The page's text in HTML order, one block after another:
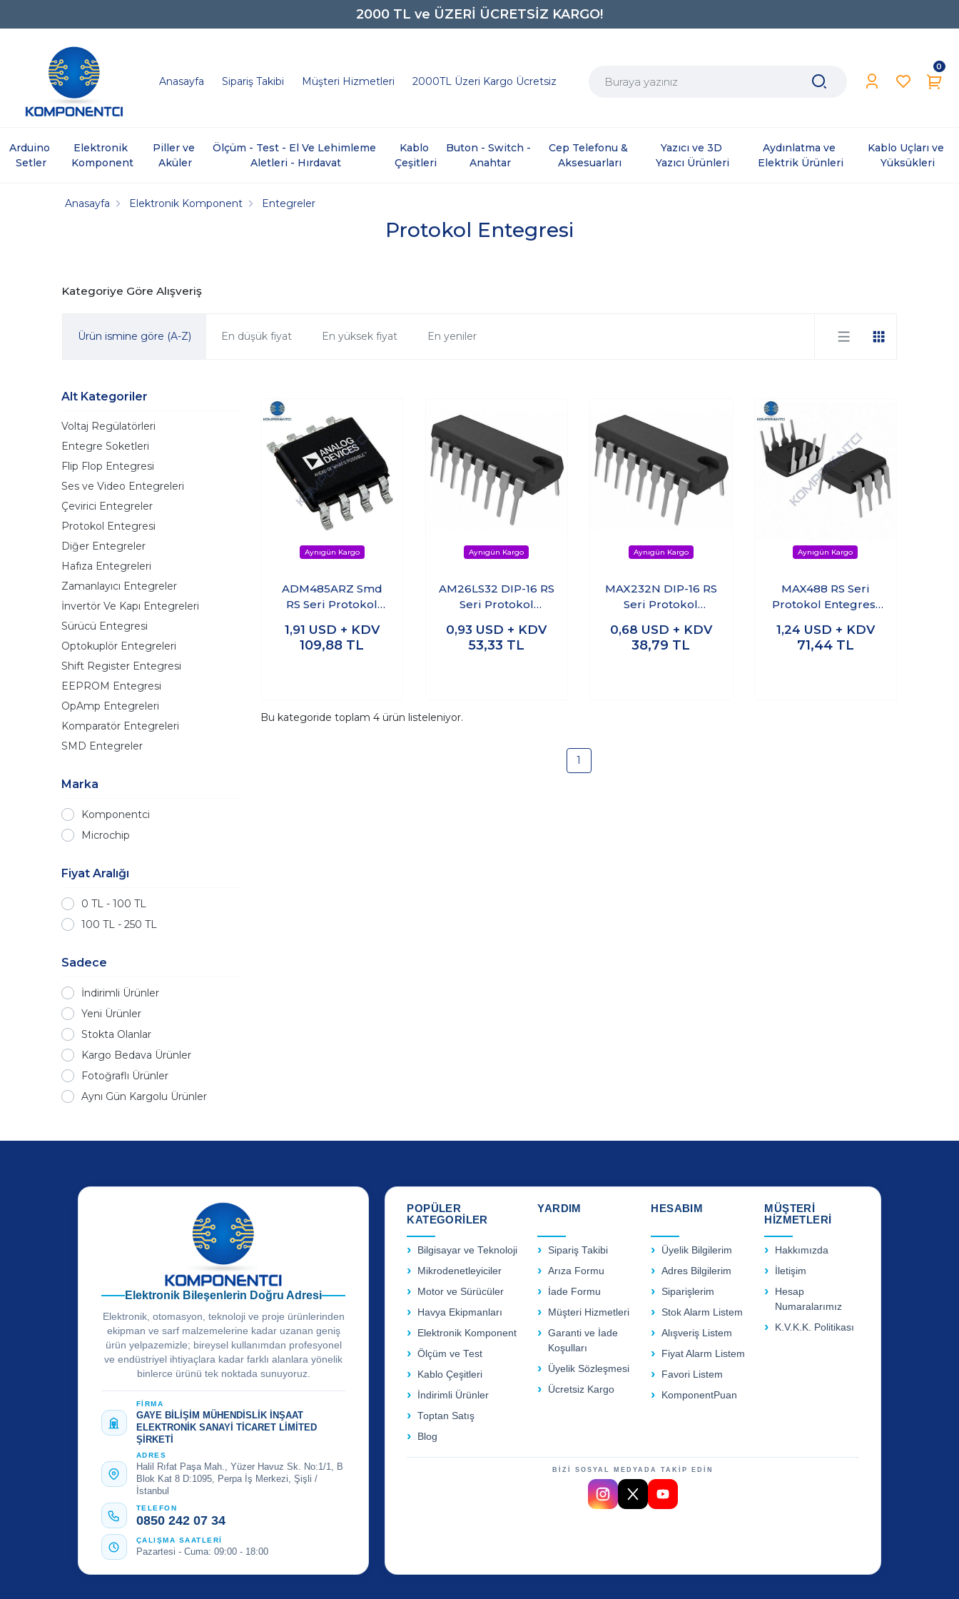
2000 TL ve ÜZERİ ÜCRETSİZ KARGO!
0850 242 0734
Anasayfa Sipariş Takibi Müşteri Hizmetleri 2000TL Üzeri Kargo Ücretsiz
0
Arduino
Setler
Elektronik
Komponent
Piller ve
Aküler
Ölçüm - Test - El Ve Lehimleme
Aletleri - Hırdavat
Kablo
Çeşitleri
Buton - Switch -
Anahtar
Cep Telefonu &
Aksesuarları
Yazıcı ve 3D
Yazıcı Ürünleri
Aydınlatma ve
Elektrik Ürünleri
Kablo Uçları ve
Yüksükleri
Protokol Entegresi
Anasayfa Elektronik Komponent Entegreler
Kategoriye Göre Alışveriş
Ürün ismine göre (A-Z) En düşük fiyat En yüksek fiyat En yeniler
Alt Kategoriler
Voltaj Regülatörleri
Entegre Soketleri
Flip Flop Entegresi
Ses ve Video Entegreleri
Çevirici Entegreler
Protokol Entegresi
Diğer Entegreler
Hafıza Entegreleri
Zamanlayıcı Entegreler
İnvertör Ve Kapı Entegreleri
Sürücü Entegresi
Optokuplör Entegreleri
Shift Register Entegresi
EEPROM Entegresi
OpAmp Entegreleri
Komparatör Entegreleri
SMD Entegreler
Marka
Komponentci
Microchip
Fiyat Aralığı
0 TL - 100 TL
100 TL - 250 TL
Sadece
İndirimli Ürünler
Yeni Ürünler
Stokta Olanlar
Kargo Bedava Ürünler
Fotoğraflı Ürünler
Aynı Gün Kargolu Ürünler
ADM485ARZ Smd
RS Seri Protokol
1,91 USD + KDV
109,88 TL
AM26LS32 DIP-16 RS
Seri Protokol
0,93 USD + KDV
53,33 TL
MAX232N DIP-16 RS
Seri Protokol
0,68 USD + KDV
38,79 TL
MAX488 RS Seri
Protokol Entegresi
1,24 USD + KDV
71,44 TL
Bu kategoride toplam 4 ürün listeleniyor.
1
Elektronik Bileşenlerin Doğru Adresi
Elektronik, otomasyon, teknoloji ve proje ürünlerinden
ekipman ve sarf malzemelerine kadar uzanan geniş
ürün yelpazemizle; bireysel kullanımdan profesyonel
ve endüstriyel ihtiyaçlara kadar farklı alanlara yönelik
binlerce ürünü tek noktada sunuyoruz.
FİRMA
GAYE BİLİŞİM MÜHENDİSLİK İNŞAAT
ELEKTRONİK SANAYİ TİCARET LİMİTED
ŞİRKETİ
ADRES
Halil Rıfat Paşa Mah., Yüzer Havuz Sk. No:1/1, B
Blok Kat 8 D:1095, Perpa İş Merkezi, Şişli /
İstanbul
TELEFON
0850 242 07 34
ÇALIŞMA SAATLERİ
Pazartesi - Cuma: 09:00 - 18:00
POPÜLER
KATEGORİLER
Bilgisayar ve Teknoloji
Mikrodenetleyiciler
Motor ve Sürücüler
Havya Ekipmanları
Elektronik Komponent
Ölçüm ve Test
Kablo Çeşitleri
İndirimli Ürünler
Toptan Satış
Blog
YARDIM
Sipariş Takibi
Arıza Formu
İade Formu
Müşteri Hizmetleri
Garanti ve İade
Koşulları
Üyelik Sözleşmesi
Ücretsiz Kargo
HESABIM
Üyelik Bilgilerim
Adres Bilgilerim
Siparişlerim
Stok Alarm Listem
Alışveriş Listem
Fiyat Alarm Listem
Favori Listem
KomponentPuan
MÜŞTERİ
HİZMETLERİ
Hakkımızda
İletişim
Hesap
Numaralarımız
K.V.K.K. Politikası
BİZİ SOSYAL MEDYADA TAKİP EDİN